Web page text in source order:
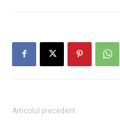
Articolul precedent